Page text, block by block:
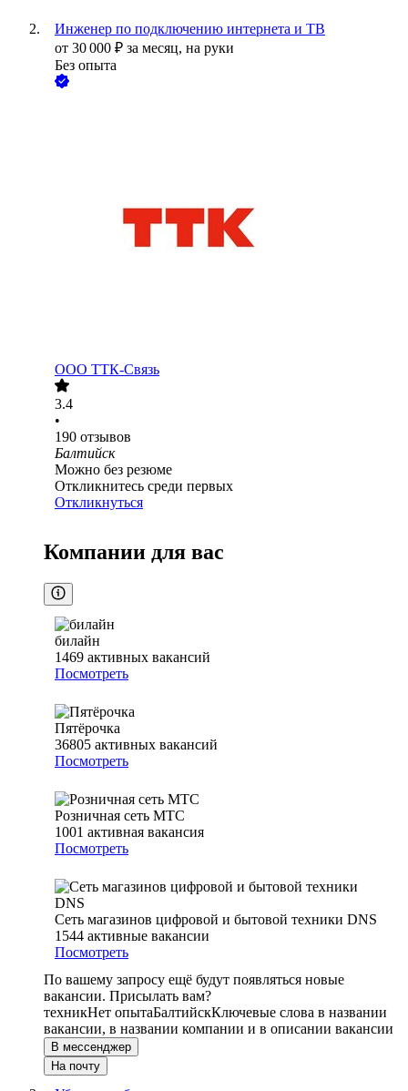
Инженер по подключению интернета и ТВ
от 30 000 ₽ за месяц, на руки
Без опыта
ООО ТТК-Связь
3.4
•
190 отзывов
Балтийск
Можно без резюме
Откликнитесь среди первых
Откликнуться
Компании для вас
билайн
1469 активных вакансий
Посмотреть
Пятёрочка
36805 активных вакансий
Посмотреть
Розничная сеть МТС
1001 активная вакансия
Посмотреть
Сеть магазинов цифровой и бытовой техники DNS
1544 активные вакансии
Посмотреть
По вашему запросу ещё будут появляться новые
вакансии. Присылать вам?
техникНет опытаБалтийскКлючевые слова в названии
вакансии, в названии компании и в описании вакансии
В мессенджер
На почту